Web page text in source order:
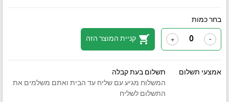
בחר כמות
-
+
shopping_cart קניית המוצר הזה
אמצעי תשלום
תשלום בעת קבלה
המשלוח מגיע עם שליח עד הבית ואתם משלמים את
התשלום לשליח